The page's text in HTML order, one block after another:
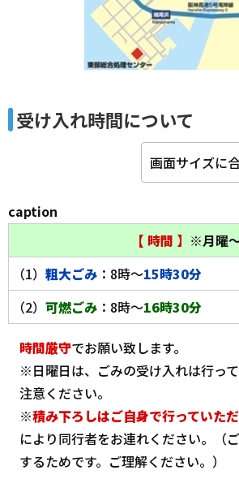
受け入れ時間について
画面サイズに
caption
【 時間 】 ※月曜
（1） 粗大ごみ ：8時～15時30分
（2） 可燃ごみ ：8時～16時30分
時間厳守でお願い致します。
※日曜日は、ごみの受け入れは行っ
注意ください。
※積み下ろしはご自身で行っていた
により同行者をお連れください。（
するためです。ご理解ください。）